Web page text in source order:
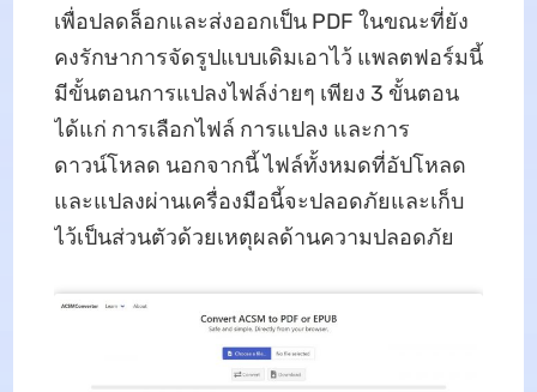
เพื่อปลดล็อกและส่งออกเป็น PDF ในขณะที่ยัง
คงรักษาการจัดรูปแบบเดิมเอาไว้ แพลตฟอร์มนี้
มีขั้นตอนการแปลงไฟล์ง่ายๆ เพียง 3 ขั้นตอน
ได้แก่ การเลือกไฟล์ การแปลง และการ
ดาวน์โหลด นอกจากนี้ ไฟล์ทั้งหมดที่อัปโหลด
และแปลงผ่านเครื่องมือนี้จะปลอดภัยและเก็บ
ไว้เป็นส่วนตัวด้วยเหตุผลด้านความปลอดภัย